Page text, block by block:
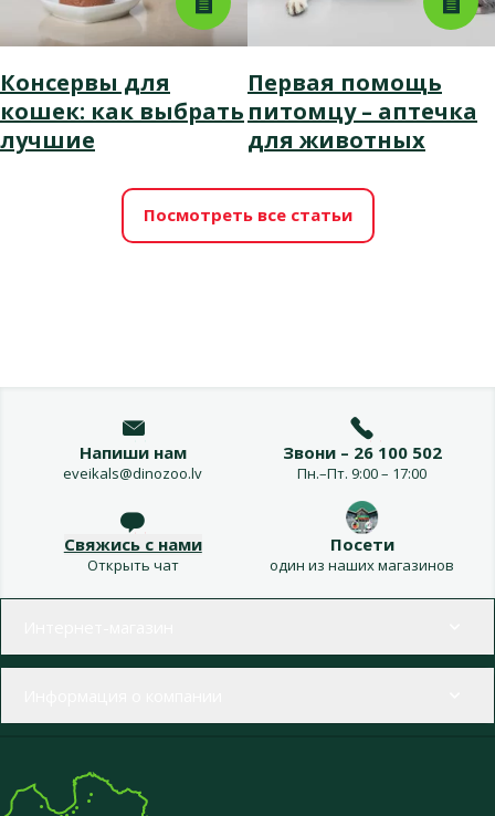
Консервы для
кошек: как выбрать
лучшие
Первая помощь
питомцу – аптечка
для животных
Посмотреть все статьи
Напиши нам
eveikals@dinozoo.lv
Звони – 26 100 502
Пн.–Пт. 9:00 – 17:00
Свяжись с нами
Открыть чат
Посети
один из наших магазинов